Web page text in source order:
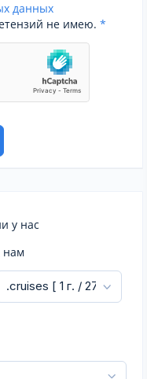
данных
не имею. *
у нас
нам